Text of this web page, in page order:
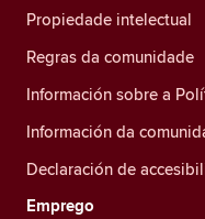
Propiedade intelectual
Regras da comunidade
Información sobre a
Información da
Declaración de
Emprego